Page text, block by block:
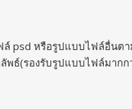
ล์ psd หรือรูปแบบไฟล์อื่นต
พธ์(รองรับรูปแบบไฟล์มากก